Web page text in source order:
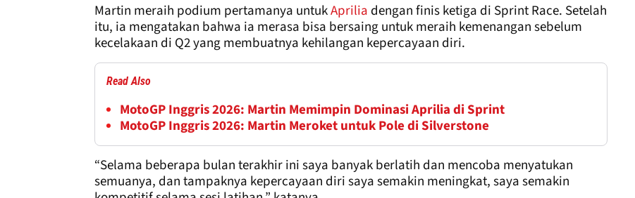
Martin meraih podium pertamanya untukAprilia dengan finis ketiga di Sprint Race. Setelah
itu, ia mengatakan bahwa ia merasa bisa bersaing untuk meraih kemenangan sebelum
kecelakaan di Q2 yang membuatnya kehilangan kepercayaan diri.
Read Also
MotoGP Inggris 2026: Martin Memimpin Dominasi Aprilia di Sprint
MotoGP Inggris 2026: Martin Meroket untuk Pole di Silverstone
“Selama beberapa bulan terakhir ini saya banyak berlatih dan mencoba menyatukan
semuanya, dan tampaknya kepercayaan diri saya semakin meningkat, saya semakin